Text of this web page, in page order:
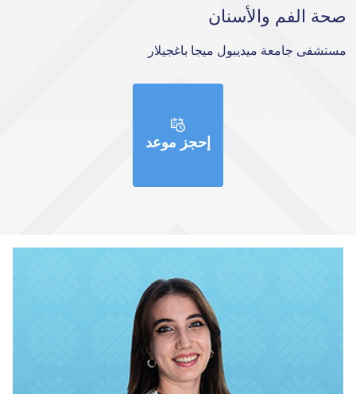
صحة الفم والأسنان
مستشفى جامعة ميديبول ميجا باغجيلار
إحجز موعد